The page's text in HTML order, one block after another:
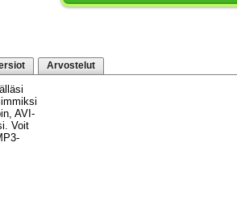
Arvostelut
AVI-
Voit